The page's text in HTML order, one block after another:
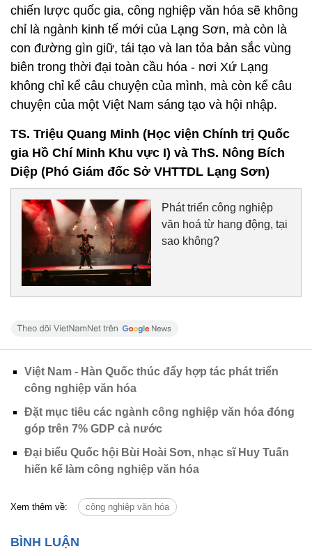
chiến lược quốc gia, công nghiệp văn hóa sẽ không
chỉ là ngành kinh tế mới của Lạng Sơn, mà còn là
con đường gìn giữ, tái tạo và lan tỏa bản sắc vùng
biên trong thời đại toàn cầu hóa - nơi Xứ Lạng
không chỉ kể câu chuyện của mình, mà còn kể câu
chuyện của một Việt Nam sáng tạo và hội nhập.
TS. Triệu Quang Minh (Học viện Chính trị Quốc
gia Hồ Chí Minh Khu vực I) và ThS. Nông Bích
Diệp (Phó Giám đốc Sở VHTTDL Lạng Sơn)
Phát triển công nghiệp
văn hoá từ hang động, tại
sao không?
Việt Nam - Hàn Quốc thúc đẩy hợp tác phát triển
công nghiệp văn hóa
Đặt mục tiêu các ngành công nghiệp văn hóa đóng
góp trên 7% GDP cả nước
Đại biểu Quốc hội Bùi Hoài Sơn, nhạc sĩ Huy Tuấn
hiến kế làm công nghiệp văn hóa
Xem thêm về: công nghiệp văn hóa